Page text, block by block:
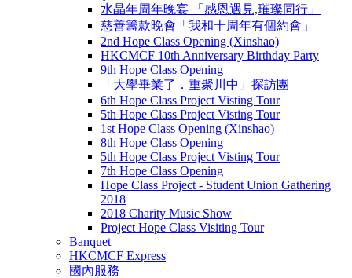
水晶年周年晚宴 「感恩遇見,璀璨同行」
慈善籌款晚會「我和十周年有個約會」
2nd Hope Class Opening (Xinshao)
HKCMCF 10th Anniversary Birthday Party
9th Hope Class Opening
「大學畢業了．重聚川中」探訪團
6th Hope Class Project Visting Tour
5th Hope Class Project Visting Tour
1st Hope Class Opening (Xinshao)
8th Hope Class Opening
5th Hope Class Project Visting Tour
7th Hope Class Opening
Hope Class Project - Student Union Gathering
2018
2018 Charity Music Show
Project Hope Class Visiting Tour
Banquet
HKCMCF Express
國內服務